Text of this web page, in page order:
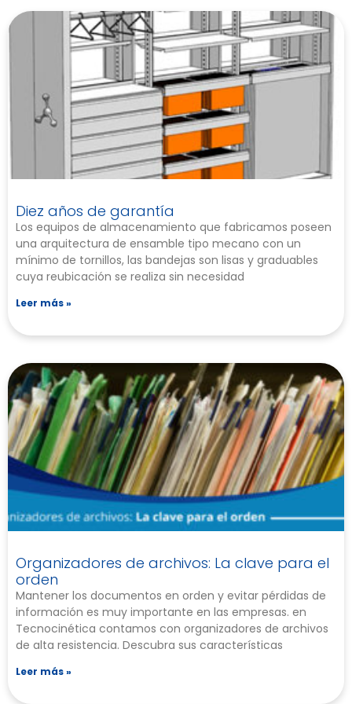
Diez años de garantía
Los equipos de almacenamiento que fabricamos poseen
una arquitectura de ensamble tipo mecano con un
mínimo de tornillos, las bandejas son lisas y graduables
cuya reubicación se realiza sin necesidad
Leer más »
Organizadores de archivos: La clave para el
orden
Mantener los documentos en orden y evitar pérdidas de
información es muy importante en las empresas. en
Tecnocinética contamos con organizadores de archivos
de alta resistencia. Descubra sus características
Leer más »